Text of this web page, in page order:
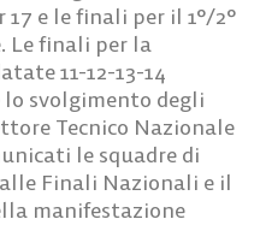
17 e le finali per il 1°/2°
Le finali per la
11-12-13-14
svolgimento degli
Tecnico Nazionale
le squadre di
Finali Nazionali e il
manifestazione